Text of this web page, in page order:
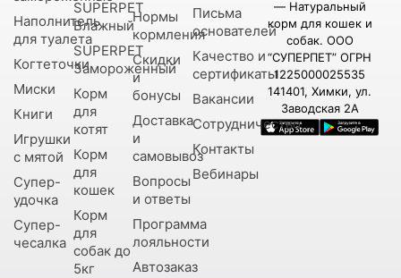
— Натуральный
корм для кошек и
собак. ООО
“СУПЕРПЕТ” ОГРН
1225000025535
141401, Химки, ул.
Заводская 2А
Письма
основателей
Качество и
сертификаты
Вакансии
Сотрудничество
Контакты
Вебинары
Нормы
кормления
Скидки
и
бонусы
Доставка
и
самовывоз
Вопросы
и ответы
Программа
лояльности
Автозаказ
SUPERPET
Влажный
SUPERPET
Замороженный
Корм
для
котят
Корм
для
кошек
Корм
для
собак до
5кг
Наполнитель
для туалета
Когтеточки
Миски
Книги
Игрушки
с мятой
Супер-
удочка
Супер-
чесалка